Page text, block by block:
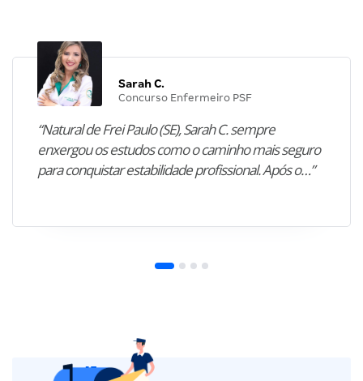
Sarah C.
Concurso Enfermeiro PSF
“Natural de Frei Paulo (SE), Sarah C. sempre
enxergou os estudos como o caminho mais seguro
para conquistar estabilidade profissional. Após o…”